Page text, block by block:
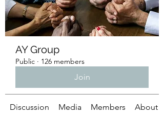
AY Group
Public · 126 members
Join
Discussion Media Members About